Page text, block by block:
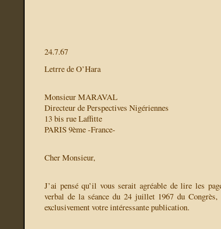
24.7.67
Letrre de O’Hara
Monsieur MARAVAL
Directeur de Perspectives Nigériennes
13 bis rue Laffitte
PARIS 9ème -France-
Cher Monsieur,
J’ai pensé qu’il vous serait agréable de lire les
verbal de la séance du 24 juillet 1967 du
exclusivement votre intéressante publication.